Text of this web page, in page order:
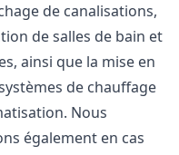
de canalisations,
de salles de bain et
ainsi que la mise en
de chauffage
Nous
également en cas